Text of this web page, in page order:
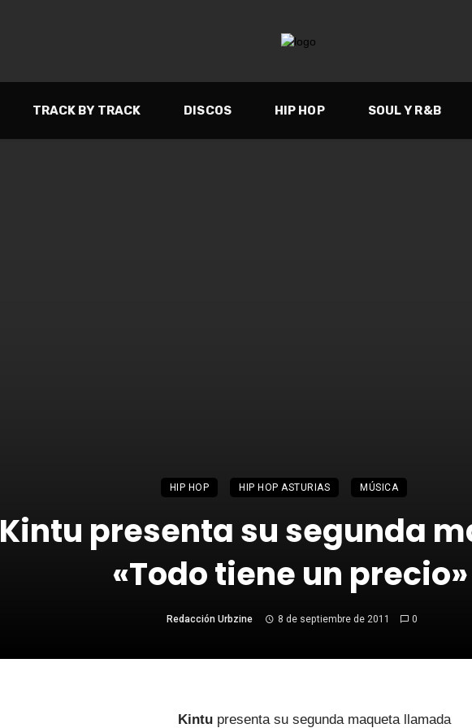
TRACK BY TRACK DISCOS HIP HOP SOUL Y R&B
HIP HOP HIP HOP ASTURIAS MÚSICA
Kintu presenta su segunda
«Todo tiene un precio»
Redacción Urbzine 8 de septiembre de 2011 0
Kintu presenta su segunda maqueta llamada